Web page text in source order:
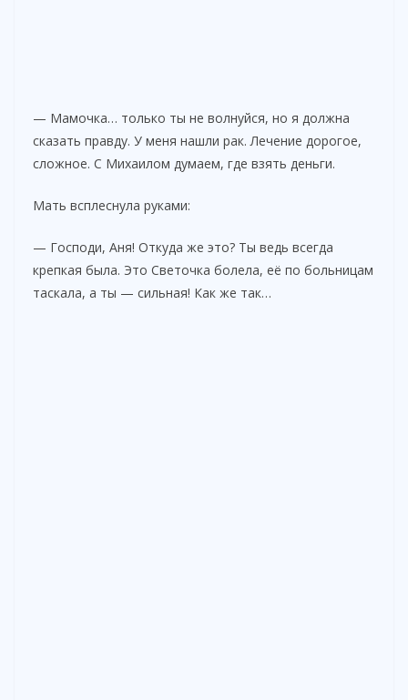
— Мамочка… только ты не волнуйся, но я должна
сказать правду. У меня нашли рак. Лечение дорогое,
сложное. С Михаилом думаем, где взять деньги.
Мать всплеснула руками:
— Господи, Аня! Откуда же это? Ты ведь всегда
крепкая была. Это Светочка болела, её по больницам
таскала, а ты — сильная! Как же так…